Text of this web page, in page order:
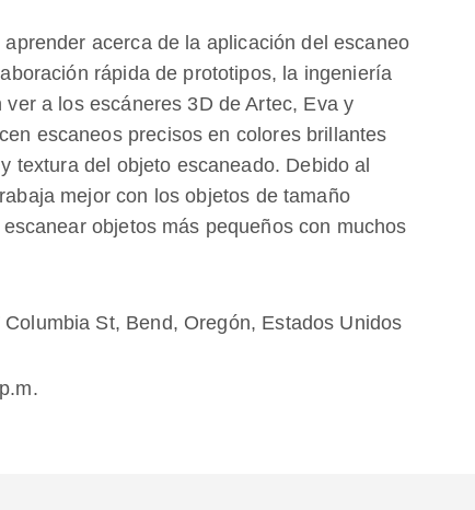
acerca de la aplicación del escaneo
rápida de prototipos, la ingeniería
a los escáneres 3D de Artec, Eva y
escaneos precisos en colores brillantes
textura del objeto escaneado. Debido al
mejor con los objetos de tamaño
objetos más pequeños con muchos
St, Bend, Oregón, Estados Unidos